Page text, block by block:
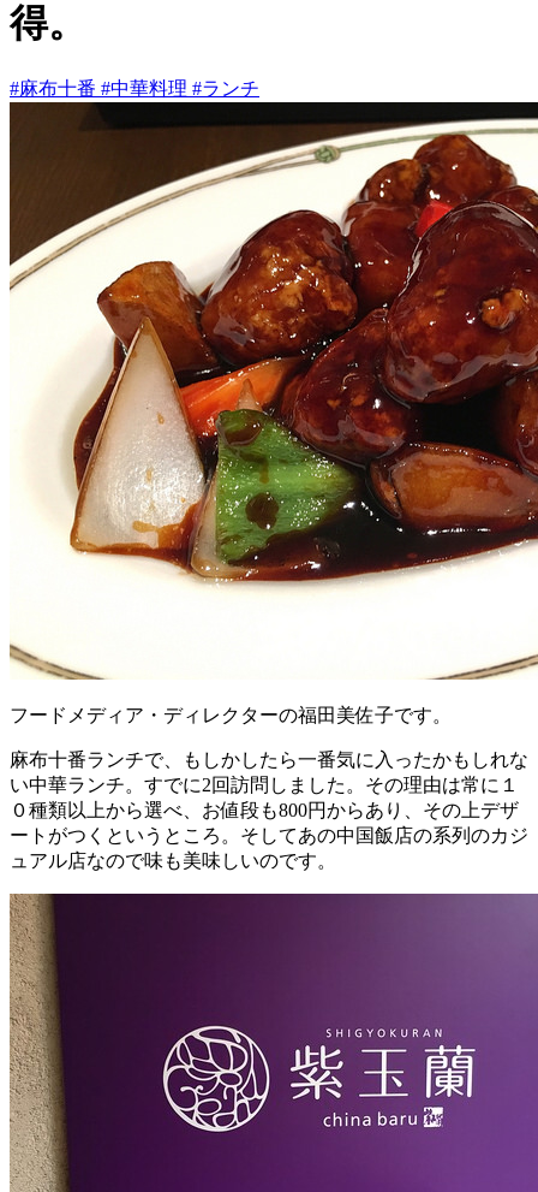
得。
#麻布十番 #中華料理 #ランチ
フードメディア・ディレクターの福田美佐子です。
麻布十番ランチで、もしかしたら一番気に入ったかもしれな
い中華ランチ。すでに2回訪問しました。その理由は常に１
０種類以上から選べ、お値段も800円からあり、その上デザ
ートがつくというところ。そしてあの中国飯店の系列のカジ
ュアル店なので味も美味しいのです。